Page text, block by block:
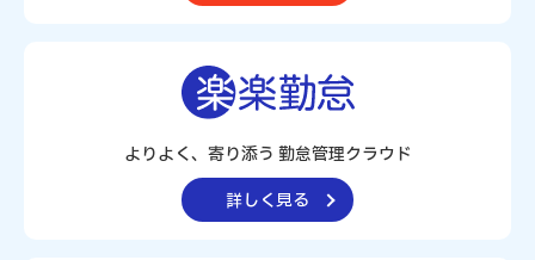
よりよく、寄り添う 勤怠管理クラウド
詳しく見る